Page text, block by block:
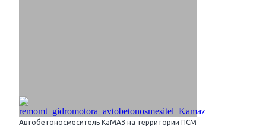
Автобетоносмеситель КаМАЗ на территории ПСМ